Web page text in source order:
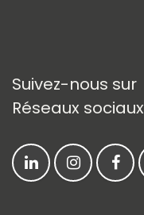
Suivez-nous sur
Réseaux sociaux